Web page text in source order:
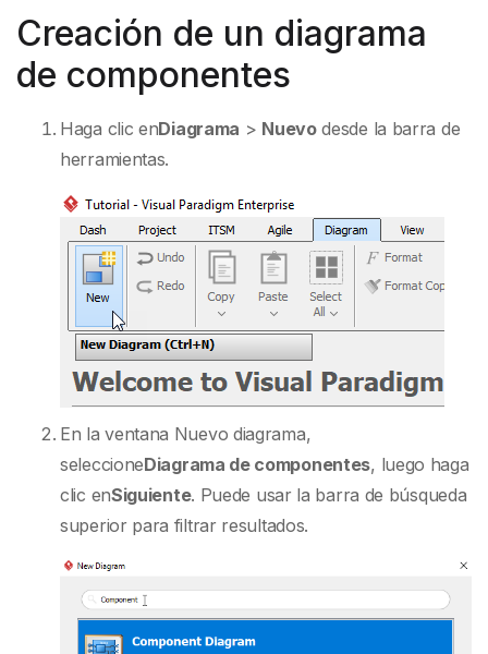
Creación de un diagrama
de componentes
Haga clic enDiagrama > Nuevodesde la barra de
herramientas.
En la ventana Nuevo diagrama,
seleccioneDiagrama de componentes, luego haga
clic enSiguiente. Puede usar la barra de búsqueda
superior para filtrar resultados.